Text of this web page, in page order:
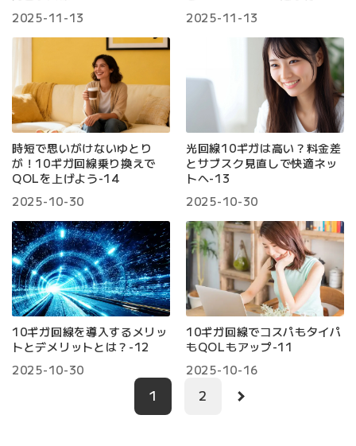
2025-11-13
2025-11-13
時短で思いがけないゆとり
が！10ギガ回線乗り換えで
QOLを上げよう-14
2025-10-30
光回線10ギガは高い？料金差
とサブスク見直しで快適ネッ
トへ-13
2025-10-30
10ギガ回線を導入するメリッ
トとデメリットとは？-12
2025-10-30
10ギガ回線でコスパもタイパ
もQOLもアップ-11
2025-10-16
1 2